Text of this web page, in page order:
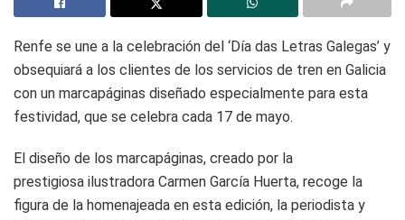
Renfe se une a la celebración del ‘Día das Letras Galegas’ y
obsequiará a los clientes de los servicios de tren en Galicia
con un marcapáginas diseñado especialmente para esta
festividad, que se celebra cada 17 de mayo.
El diseño de los marcapáginas, creado por la
prestigiosa ilustradora Carmen García Huerta, recoge la
figura de la homenajeada en esta edición, la periodista y